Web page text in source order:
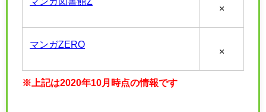
×
マンガZERO
×
※上記は2020年10月時点の情報です